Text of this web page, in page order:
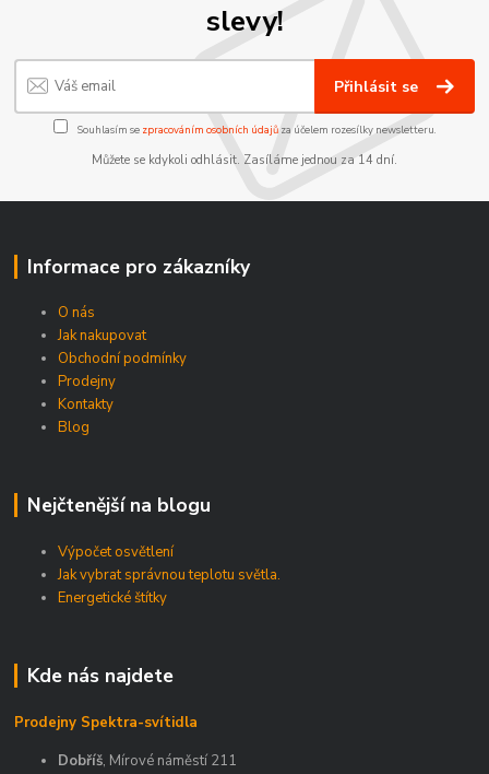
slevy!
Přihlásit se
Souhlasím se zpracováním osobních údajůza účelem rozesílky newsletteru.
Můžete se kdykoli odhlásit. Zasíláme jednou za 14 dní.
Informace pro zákazníky
O nás
Jak nakupovat
Obchodní podmínky
Prodejny
Kontakty
Blog
Nejčtenější na blogu
Výpočet osvětlení
Jak vybrat správnou teplotu světla.
Energetické štítky
Kde nás najdete
Prodejny Spektra-svítidla
Dobříš, Mírové náměstí 211